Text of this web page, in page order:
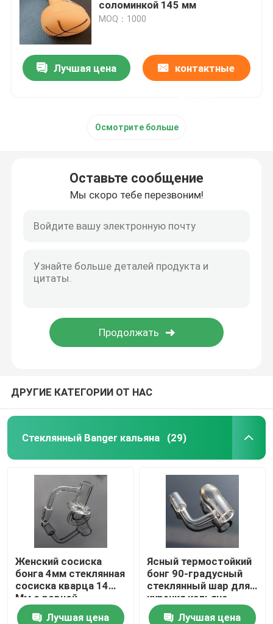
соломинкой 145 мм
MOQ：1000
Лучшая цена контактные
Осмотрите больше
Оставьте сообщение
Мы скоро тебе перезвоним!
ДРУГИЕ КАТЕГОРИИ ОТ НАС
Стеклянный Banger кальяна (29)
Женский сосиска
бонга 4мм стеклянная
сосиска кварца 14
Мм с ровной
внутренней стеной
Лучшая цена
Ясный термостойкий
бонг 90-градусный
стеклянный шар для
курения кальяна
Лучшая цена